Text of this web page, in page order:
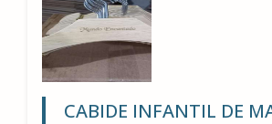
CABIDE INFANTIL DE